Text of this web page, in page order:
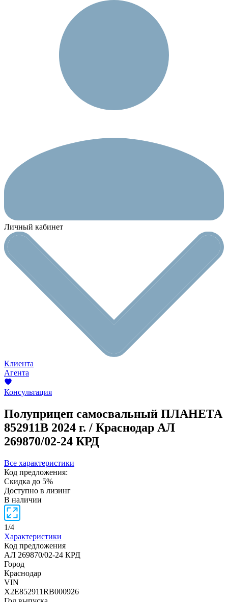
Личный кабинет
Клиента
Агента
Консультация
Полуприцеп самосвальный ПЛАНЕТА
852911B 2024 г. / Краснодар АЛ
269870/02-24 КРД
Все характеристики
Код предложения:
Скидка до 5%
Доступно в лизинг
В наличии
1/4
Характеристики
Код предложения
АЛ 269870/02-24 КРД
Город
Краснодар
VIN
X2E852911RB000926